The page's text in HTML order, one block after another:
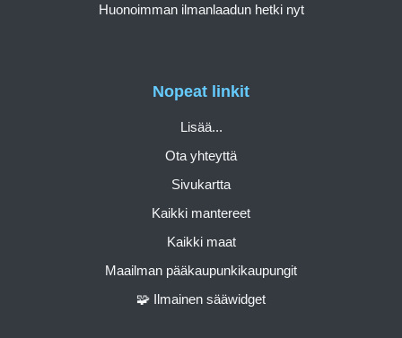
Nopeat linkit
Lisää...
Ota yhteyttä
Sivukartta
Kaikki mantereet
Kaikki maat
Maailman pääkaupunkikaupungit
🧩 Ilmainen sääwidget
Huonoimman ilmanlaadun hetki nyt